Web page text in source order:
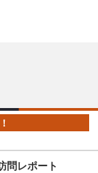
問レポート